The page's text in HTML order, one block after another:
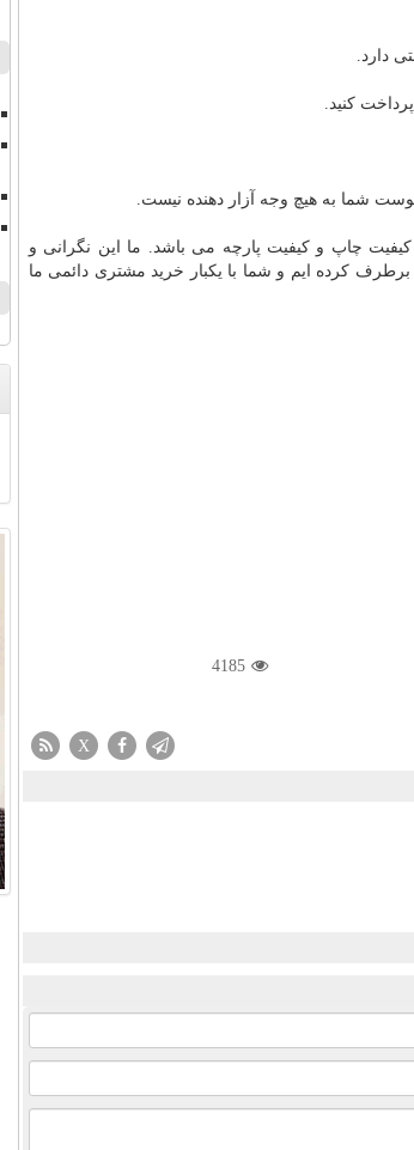
دارد.
کنید.
شما به هیچ وجه آزار دهنده نیست.
چاپ و کیفیت پارچه می باشد. ما این نگرانی و
کرده ایم و شما با یکبار خرید مشتری دائمی ما
4185
X